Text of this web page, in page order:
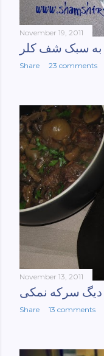
November 19, 2011
به سبک شف کلر
Share 23 comments
November 13, 2011
دیگ سرکه نمکی
Share 13 comments